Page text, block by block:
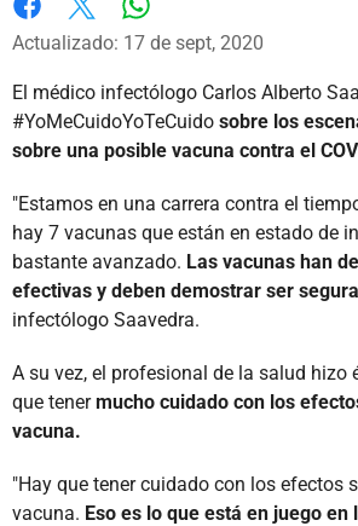
Facebook
X
Actualizado: 17 de sept, 2020
El médico infectólogo Carlos Alberto
#YoMeCuidoYoTeCuido sobre los
sobre una posible vacuna contra el
"Estamos en una carrera contra el
hay 7 vacunas que están en estado de
bastante avanzado. Las vacunas han
efectivas y deben demostrar ser
infectólogo Saavedra.
A su vez, el profesional de la salud hizo
que tenermucho cuidado con los
vacuna.
"Hay que tener cuidado con los efectos
vacuna. Eso es lo que está en juego en